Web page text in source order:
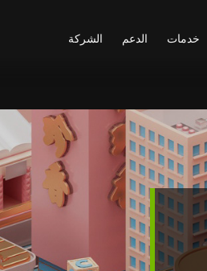
خدمات الدعم الشركة